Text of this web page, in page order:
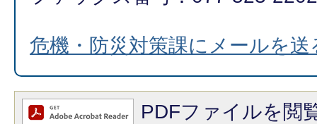
危機・防災対策課にメールを送
PDFファイルを閲